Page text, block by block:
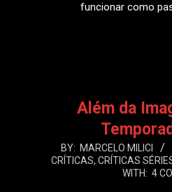
funcionar como
Além da
2020-
02-
BY: MARCELO MILICI
CRÍTICAS, CRÍTICAS
WITH: 4